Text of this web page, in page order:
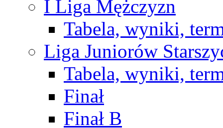
I Liga Mężczyzn
Tabela, wyniki,
Liga Juniorów
Tabela, wyniki,
Finał
Finał B